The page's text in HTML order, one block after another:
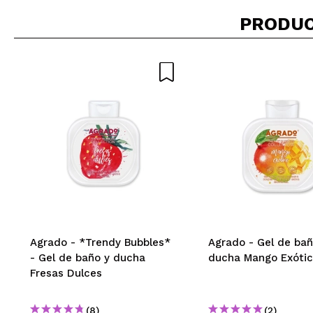
|
Alicia
Me ha gustado
|
|
Agrado - *Trendy Bubbles*
- Gel de baño y ducha
Fresas Dulces
(8)
Agrado - Gel de
ducha Mango
(2)